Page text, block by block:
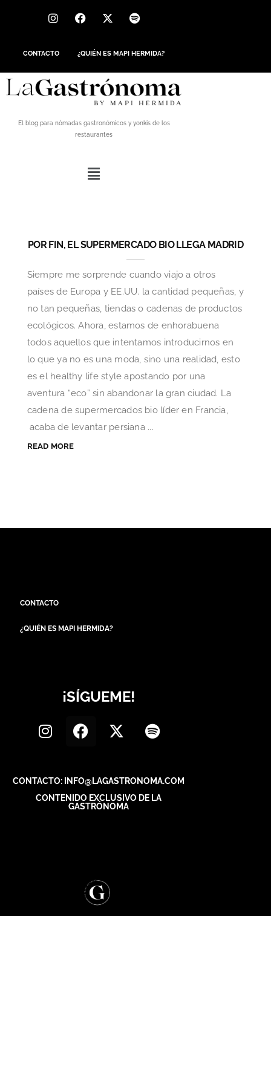
CONTACTO ¿QUIÉN ES MAPI HERMIDA?
El blog para nómadas gastronómicos y yonkis de los
restaurantes
POR FIN, EL SUPERMERCADO BIO LLEGA MADRID
Siempre me sorprende cuando viajo a otros
países de Europa y EE.UU. la cantidad pequeñas, y
no tan pequeñas, tiendas o cadenas de productos
ecológicos. Ahora, estamos de enhorabuena
todos aquellos que intentamos introducirnos en
lo que ya no es una moda, sino una realidad, esto
es el healthy life style apostando por una
aventura “eco” sin abandonar la gran ciudad. La
cadena de supermercados bio líder en Francia,
acaba de levantar persiana ...
READ MORE
CONTACTO
¿QUIÉN ES MAPI HERMIDA?
¡SÍGUEME!
CONTACTO: INFO@LAGASTRONOMA.COM
CONTENIDO EXCLUSIVO DE LA
GASTRÓNOMA